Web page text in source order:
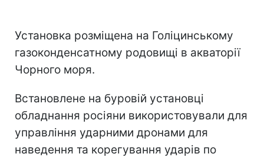
Установка розміщена на Голіцинському
газоконденсатному родовищі в акваторії
Чорного моря.
Встановлене на буровій установці
обладнання росіяни використовували для
управління ударними дронами для
наведення та корегування ударів по